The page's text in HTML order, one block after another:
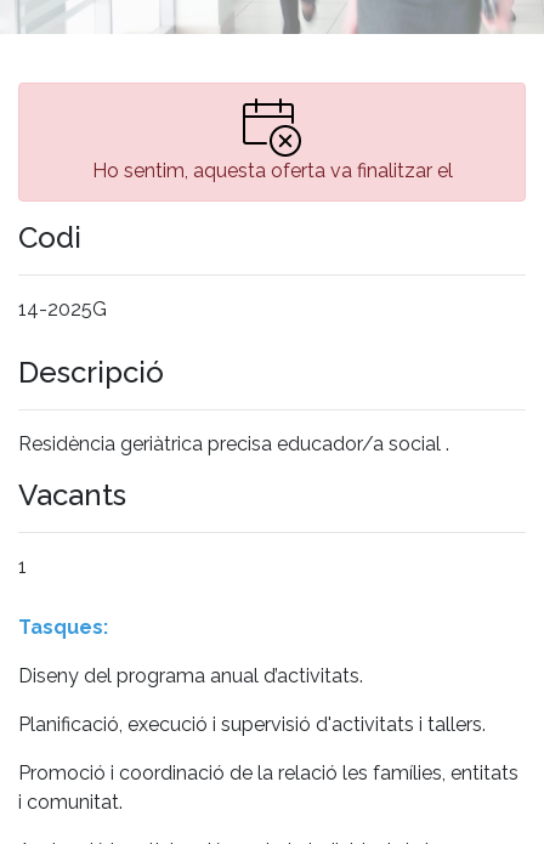
Ho sentim, aquesta oferta va finalitzar el
Codi
14-2025G
Descripció
Residència geriàtrica precisa educador/a social .
Vacants
1
Tasques:
Diseny del programa anual d’activitats.
Planificació, execució i supervisió d'activitats i tallers.
Promoció i coordinació de la relació les famílies, entitats
i comunitat.